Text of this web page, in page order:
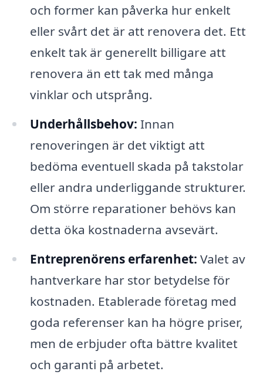
och former kan påverka hur enkelt
eller svårt det är att renovera det. Ett
enkelt tak är generellt billigare att
renovera än ett tak med många
vinklar och utsprång.
Underhållsbehov: Innan
renoveringen är det viktigt att
bedöma eventuell skada på takstolar
eller andra underliggande strukturer.
Om större reparationer behövs kan
detta öka kostnaderna avsevärt.
Entreprenörens erfarenhet: Valet av
hantverkare har stor betydelse för
kostnaden. Etablerade företag med
goda referenser kan ha högre priser,
men de erbjuder ofta bättre kvalitet
och garanti på arbetet.